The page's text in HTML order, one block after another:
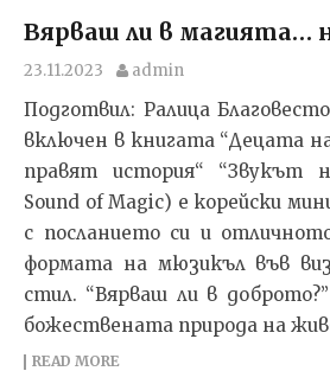
Вярваш ли в магията…
23.11.2023 admin
Подготвил: Ралица
включен в книгата “Децата
правят история“ “Звукът
Sound of Magic) е корейски
с посланието си и
формата на мюзикъл във
стил. “Вярваш ли в
божествената природа на
READ MORE